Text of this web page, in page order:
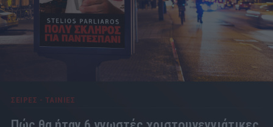
ΣΕΙΡΕΣ - ΤΑΙΝΙΕΣ